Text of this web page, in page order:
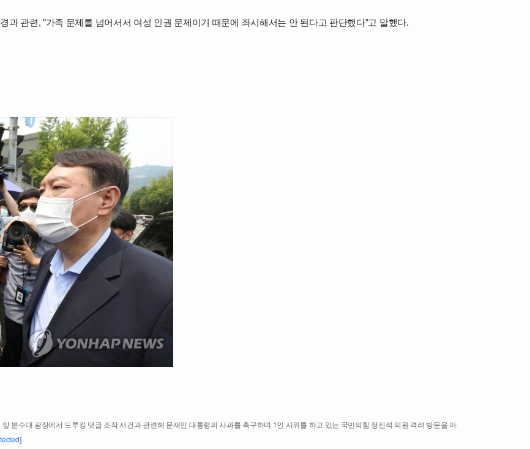
과 관련, "가족 문제를 넘어서서 여성 인권 문제이기 때문에 좌시해서는 안 된다고 판단했다"고 말했다.
분수대 광장에서 드루킹 댓글 조작 사건과 관련해 문재인 대통령의 사과를 촉구하며 1인 시위를 하고 있는 국민의힘 정진석 의원 격려 방문을 마